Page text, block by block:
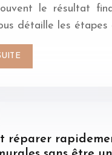
le résultat
détaille les étapes
réparer